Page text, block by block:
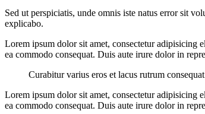
Sed ut perspiciatis, unde omnis iste natus error sit
explicabo.
Lorem ipsum dolor sit amet, consectetur adipisicing
ea commodo consequat. Duis aute irure dolor in
Curabitur varius eros et lacus rutrum
Lorem ipsum dolor sit amet, consectetur adipisicing
ea commodo consequat. Duis aute irure dolor in